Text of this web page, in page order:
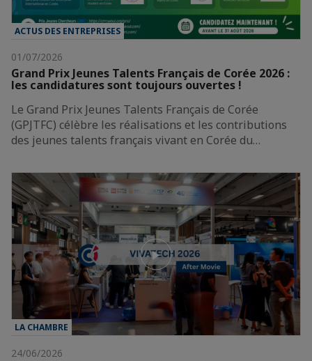
ACTUS DES ENTREPRISES
01/07/2026
Grand Prix Jeunes Talents Français de Corée 2026 :
les candidatures sont toujours ouvertes !
Le Grand Prix Jeunes Talents Français de Corée
(GPJTFC) célèbre les réalisations et les contributions
des jeunes talents français vivant en Corée du…
LA CHAMBRE
24/06/2026